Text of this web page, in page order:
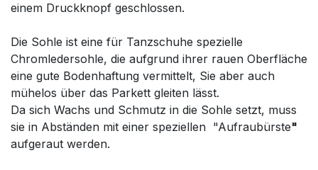
einem Druckknopf geschlossen.
Die Sohle ist eine für Tanzschuhe spezielle
Chromledersohle, die aufgrund ihrer rauen Oberfläche
eine gute Bodenhaftung vermittelt, Sie aber auch
mühelos über das Parkett gleiten lässt.
Da sich Wachs und Schmutz in die Sohle setzt, muss
sie in Abständen mit einer speziellen "Aufraubürste"
aufgeraut werden.